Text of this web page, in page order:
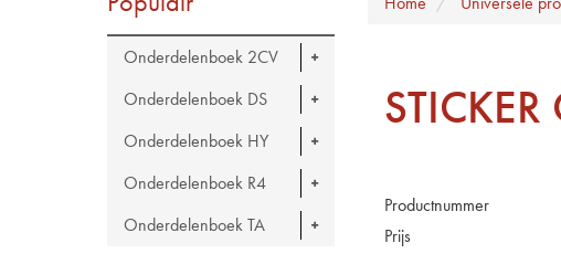
Onderdelenboek 2CV
Onderdelenboek DS
Onderdelenboek HY
Onderdelenboek R4
Onderdelenboek TA
Productnummer
Prijs